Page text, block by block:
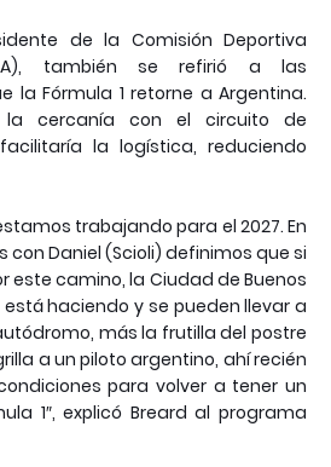
de la Comisión Deportiva
también se refirió a las
la Fórmula 1 retorne a Argentina.
la cercanía con el circuito de
la logística, reduciendo
trabajando para el 2027. En
con Daniel (Scioli) definimos que si
este camino, la Ciudad de Buenos
haciendo y se pueden llevar a
más la frutilla del postre
a un piloto argentino, ahí recién
para volver a tener un
1″, explicó Breard al programa